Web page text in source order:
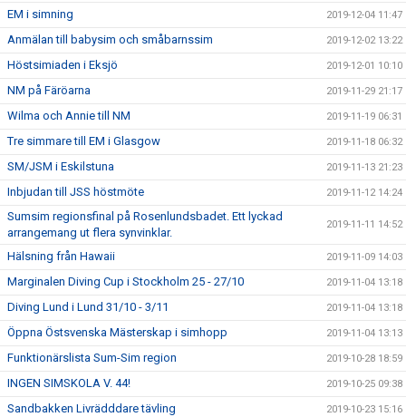
EM i simning 2019-12-04 11:47
Anmälan till babysim och småbarnssim 2019-12-02 13:22
Höstsimiaden i Eksjö 2019-12-01 10:10
NM på Färöarna 2019-11-29 21:17
Wilma och Annie till NM 2019-11-19 06:31
Tre simmare till EM i Glasgow 2019-11-18 06:32
SM/JSM i Eskilstuna 2019-11-13 21:23
Inbjudan till JSS höstmöte 2019-11-12 14:24
Sumsim regionsfinal på Rosenlundsbadet. Ett lyckad
arrangemang ut flera synvinklar.
2019-11-11 14:52
Hälsning från Hawaii 2019-11-09 14:03
Marginalen Diving Cup i Stockholm 25 - 27/10 2019-11-04 13:18
Diving Lund i Lund 31/10 - 3/11 2019-11-04 13:18
Öppna Östsvenska Mästerskap i simhopp 2019-11-04 13:13
Funktionärslista Sum-Sim region 2019-10-28 18:59
INGEN SIMSKOLA V. 44! 2019-10-25 09:38
Sandbakken Livrädddare tävling 2019-10-23 15:16